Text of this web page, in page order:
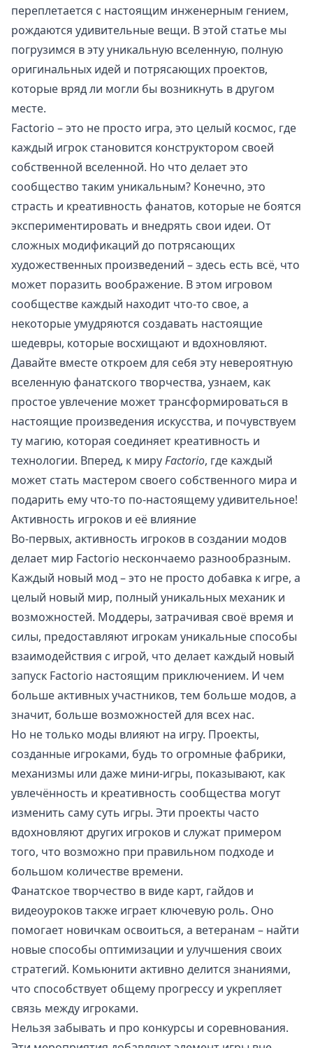
переплетается с настоящим инженерным гением,
рождаются удивительные вещи. В этой статье мы
погрузимся в эту уникальную вселенную, полную
оригинальных идей и потрясающих проектов,
которые вряд ли могли бы возникнуть в другом
месте.
Factorio – это не просто игра, это целый космос, где
каждый игрок становится конструктором своей
собственной вселенной. Но что делает это
сообщество таким уникальным? Конечно, это
страсть и креативность фанатов, которые не боятся
экспериментировать и внедрять свои идеи. От
сложных модификаций до потрясающих
художественных произведений – здесь есть всё, что
может поразить воображение. В этом игровом
сообществе каждый находит что-то свое, а
некоторые умудряются создавать настоящие
шедевры, которые восхищают и вдохновляют.
Давайте вместе откроем для себя эту невероятную
вселенную фанатского творчества, узнаем, как
простое увлечение может трансформироваться в
настоящие произведения искусства, и почувствуем
ту магию, которая соединяет креативность и
технологии. Вперед, к мируFactorio, где каждый
может стать мастером своего собственного мира и
подарить ему что-то по-настоящему удивительное!
Активность игроков и её влияние
Во-первых, активность игроков в создании модов
делает мир Factorio нескончаемо разнообразным.
Каждый новый мод – это не просто добавка к игре, а
целый новый мир, полный уникальных механик и
возможностей. Моддеры, затрачивая своё время и
силы, предоставляют игрокам уникальные способы
взаимодействия с игрой, что делает каждый новый
запуск Factorio настоящим приключением. И чем
больше активных участников, тем больше модов, а
значит, больше возможностей для всех нас.
Но не только моды влияют на игру. Проекты,
созданные игроками, будь то огромные фабрики,
механизмы или даже мини-игры, показывают, как
увлечённость и креативность сообщества могут
изменить саму суть игры. Эти проекты часто
вдохновляют других игроков и служат примером
того, что возможно при правильном подходе и
большом количестве времени.
Фанатское творчество в виде карт, гайдов и
видеоуроков также играет ключевую роль. Оно
помогает новичкам освоиться, а ветеранам – найти
новые способы оптимизации и улучшения своих
стратегий. Комьюнити активно делится знаниями,
что способствует общему прогрессу и укрепляет
связь между игроками.
Нельзя забывать и про конкурсы и соревнования.